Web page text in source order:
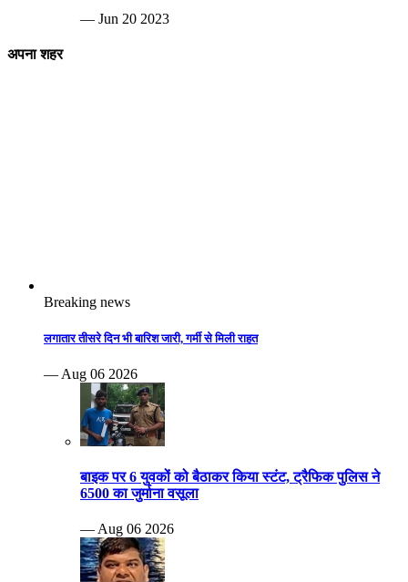
— Jun 20 2023
अपना शहर
Breaking news
लगातार तीसरे दिन भी बारिश जारी, गर्मी से मिली राहत
— Aug 06 2026
बाइक पर 6 युवकों को बैठाकर किया स्टंट, ट्रैफिक पुलिस ने
6500 का जुर्माना वसूला
— Aug 06 2026